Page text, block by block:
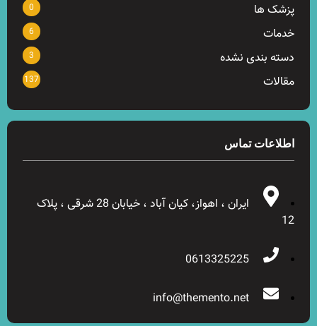
پزشک ها 0
خدمات 6
دسته بندی نشده 3
مقالات 137
اطلاعات تماس
ایران ، اهواز، کیان آباد ، خیابان 28 شرقی ، پلاک
12
0613325225
info@themento.net